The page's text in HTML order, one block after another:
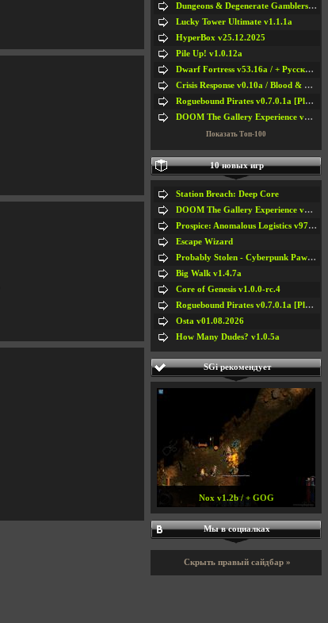
Dungeons & Degenerate Gamblers v2.0.2a
Lucky Tower Ultimate v1.1.1a
HyperBox v25.12.2025
Pile Up! v1.0.12a
Dwarf Fortress v53.16a / + Русская Версия v50.12a
Crisis Response v0.10a / Blood & Bullet
Roguebound Pirates v0.7.0.1a [Playtest]
DOOM The Gallery Experience v1.4.2
Показать Топ-100
10 новых игр
Station Breach: Deep Core
DOOM The Gallery Experience v1.4.2
Prospice: Anomalous Logistics v97 [Playtest]
Escape Wizard
Probably Stolen - Cyberpunk Pawnshop Simulator v048c [Playtest]
Big Walk v1.4.7a
Core of Genesis v1.0.0-rc.4
Roguebound Pirates v0.7.0.1a [Playtest]
Osta v01.08.2026
How Many Dudes? v1.0.5a
SGi рекомендует
Nox v1.2b / + GOG
Мы в социалках
Скрыть правый сайдбар »